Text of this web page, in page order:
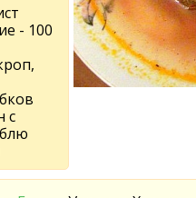
- 100
с